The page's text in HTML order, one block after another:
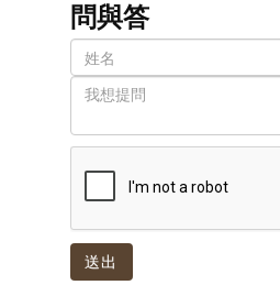
問與答
送出